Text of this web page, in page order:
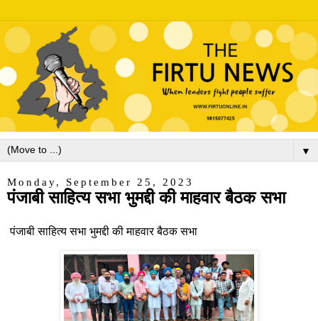
▼
Monday, September 25, 2023
पंजाबी साहित्य सभा भुमद्दी की माहवार बैठक सभा
पंजाबी साहित्य सभा भुमद्दी की माहवार बैठक सभा